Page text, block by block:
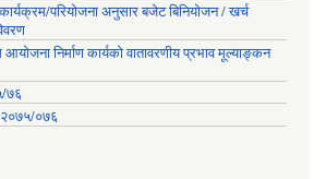
परियोजना अनुसार बजेट बिनियोजन / खर्च
निर्माण कार्यको वातावरणीय प्रभाव मूल्याङ्कन
७६
२०७५/०७६